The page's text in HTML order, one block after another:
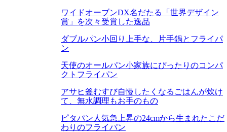
ワイドオーブンDX名だたる「世界デザイン
賞」を次々受賞した逸品
ダブルパン小回り上手な、片手鍋とフライパ
ン
天使のオールパン小家族にぴったりのコンパ
クトフライパン
アサヒ釜むすび自慢したくなるごはんが炊け
て、無水調理もお手のもの
ピタパン 人気急上昇の24cmから生まれたこだ
わりのフライパン